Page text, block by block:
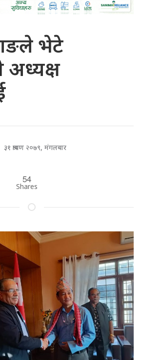
भेटे
अध्यक्ष
३१ श्रावण २०७९, मंगलबार
54
Shares